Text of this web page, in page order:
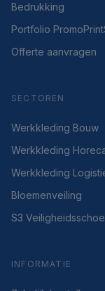
Bedrukking
Portfolio
Offerte aanvragen
SECTOREN
Werkkleding Bouw
Werkkleding
Werkkleding
Bloemenveiling
S3
INFORMATIE